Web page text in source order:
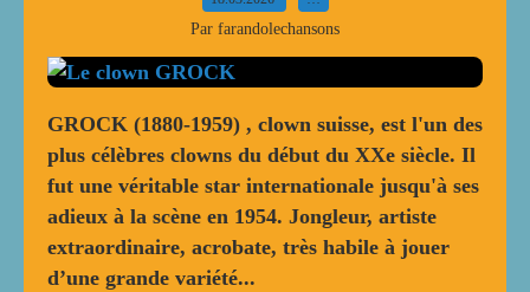
Par farandolechansons
GROCK (1880-1959) , clown suisse, est l'un des
plus célèbres clowns du début du XXe siècle. Il
fut une véritable star internationale jusqu'à ses
adieux à la scène en 1954. Jongleur, artiste
extraordinaire, acrobate, très habile à jouer
d’une grande variété...